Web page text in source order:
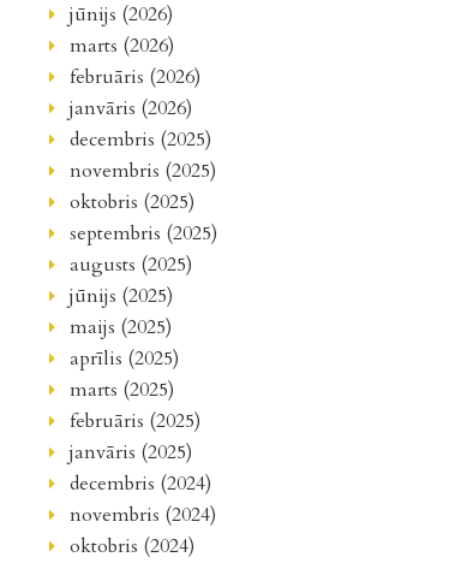
jūnijs (2026)
marts (2026)
februāris (2026)
janvāris (2026)
decembris (2025)
novembris (2025)
oktobris (2025)
septembris (2025)
augusts (2025)
jūnijs (2025)
maijs (2025)
aprīlis (2025)
marts (2025)
februāris (2025)
janvāris (2025)
decembris (2024)
novembris (2024)
oktobris (2024)